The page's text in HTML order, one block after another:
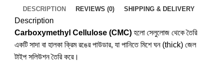
DESCRIPTION REVIEWS (0) SHIPPING & DELIVERY
Description
Carboxymethyl Cellulose (CMC) হলো সেলুলোজ থেকে তৈরি
একটি সাদা বা হালকা ক্রিম রঙের পাউডার, যা পানিতে মিশে ঘন (thick) জেল
টাইপ সলিউশন তৈরি করে।